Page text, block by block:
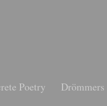
Poetry Drömmers